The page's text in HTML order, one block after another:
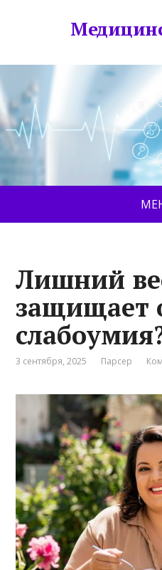
Лишний
защищает
3 сентября, 2025 Парсер